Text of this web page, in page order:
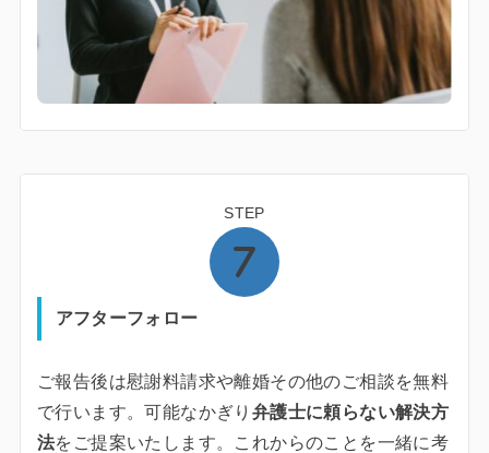
STEP
アフターフォロー
ご報告後は慰謝料請求や離婚その他のご相談を無料
で行います。可能なかぎり 弁護士に頼らない解決方
法をご提案いたします。これからのことを一緒に考